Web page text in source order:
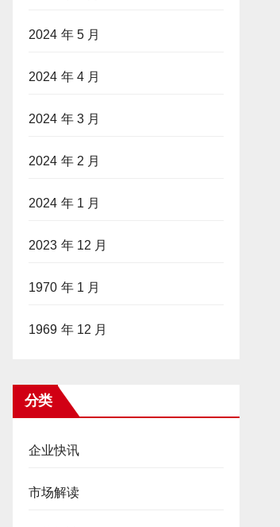
2024 年 5 月
2024 年 4 月
2024 年 3 月
2024 年 2 月
2024 年 1 月
2023 年 12 月
1970 年 1 月
1969 年 12 月
分类
企业快讯
市场解读